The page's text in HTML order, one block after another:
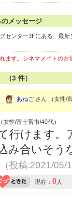
メッセージ
センター3Fにある、最
ます。シネマメイトの
（3 件）
あねご さん （女性/
性/富士宮市/40代）
行けます。
み合いそう
（投稿:2021/
現在： 0人